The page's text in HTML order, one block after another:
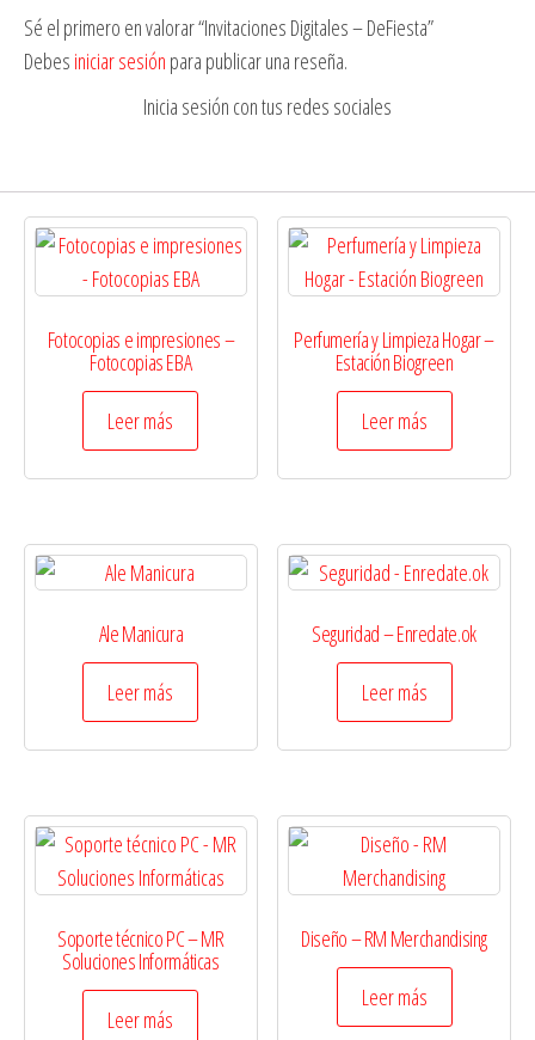
Sé el primero en valorar “Invitaciones Digitales – DeFiesta”
Debes iniciar sesión para publicar una reseña.
Inicia sesión con tus redes sociales
Fotocopias e impresiones –
Fotocopias EBA
Leer más
Perfumería y Limpieza Hogar –
Estación Biogreen
Leer más
Ale Manicura
Leer más
Seguridad – Enredate.ok
Leer más
Soporte técnico PC – MR
Soluciones Informáticas
Leer más
Diseño – RM Merchandising
Leer más